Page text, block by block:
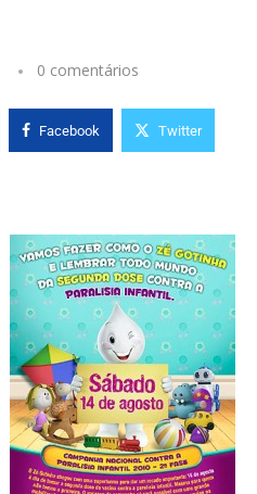
0 comentários
Facebook Twitter